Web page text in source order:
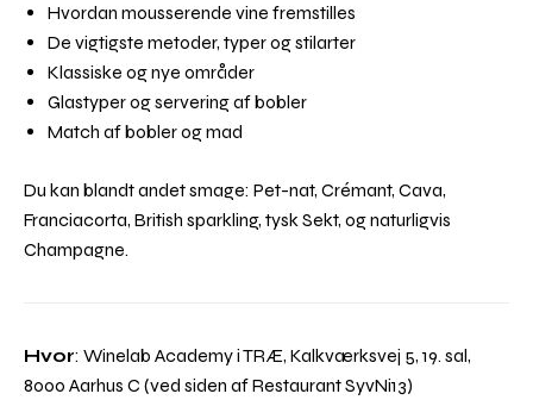
Hvordan mousserende vine fremstilles
De vigtigste metoder, typer og stilarter
Klassiske og nye områder
Glastyper og servering af bobler
Match af bobler og mad
Du kan blandt andet smage: Pet-nat, Crémant, Cava,
Franciacorta, British sparkling, tysk Sekt, og naturligvis
Champagne.
Hvor: Winelab Academy i TRÆ, Kalkværksvej 5, 19. sal,
8000 Aarhus C (ved siden af Restaurant SyvNi13)